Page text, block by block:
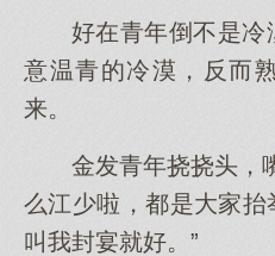
好在青年倒不是冷
意温青的冷漠，反而
来。
金发青年挠挠头，
么江少啦，都是大家
叫我封宴就好。”